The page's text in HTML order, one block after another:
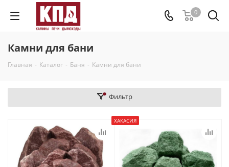
0
Камни для бани
Главная - Каталог - Баня - Камни для бани
Фильтр
ХАКАСИЯ